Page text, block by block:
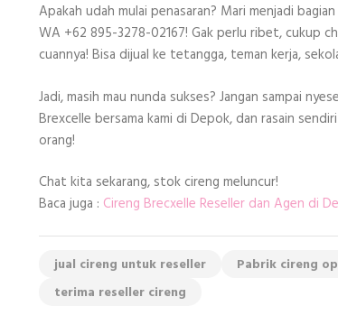
Apakah udah mulai penasaran? Mari menjadi
WA +62 895-3278-02167! Gak perlu ribet, cukup
cuannya! Bisa dijual ke tetangga, teman kerja,
Jadi, masih mau nunda sukses? Jangan sampai
Brexcelle bersama kami di Depok, dan rasain
orang!
Chat kita sekarang, stok cireng meluncur!
Baca juga : Cireng Brecxelle Reseller dan Agen di
jual cireng untuk reseller Pabrik cireng
terima reseller cireng